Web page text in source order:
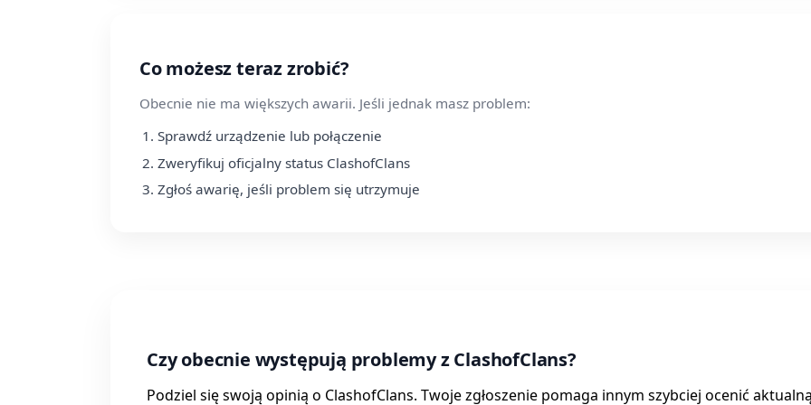
Co możesz teraz zrobić?
Obecnie nie ma większych awarii. Jeśli jednak masz problem:
Sprawdź urządzenie lub połączenie
Zweryfikuj oficjalny status ClashofClans
Zgłoś awarię, jeśli problem się utrzymuje
Czy obecnie występują problemy z ClashofClans?
Podziel się swoją opinią o ClashofClans. Twoje zgłoszenie pomaga innym szybciej ocenić